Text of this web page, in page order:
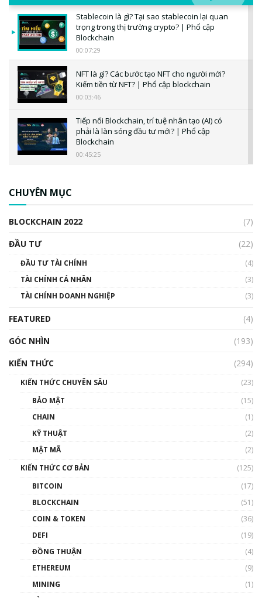
Stablecoin là gì? Tại sao stablecoin lại quan
trọng trong thị trường crypto? | Phổ cập
Blockchain
00:07:29
NFT là gì? Các bước tạo NFT cho người mới?
Kiếm tiền từ NFT? | Phổ cập blockchain
00:03:46
Tiếp nối Blockchain, trí tuệ nhân tạo (AI) có
phải là làn sóng đầu tư mới? | Phổ cập
Blockchain
00:45:25
00:02:14
Nhìn lại năm 2022: Những sự kiện ảnh hưởng
đến hệ sinh thái tiền mã hoá | Phổ cập
00:43:47
như thể nào?
00:39:31
Phổ cập Blockchain
CHUYÊN MỤC
BLOCKCHAIN 2022
(7)
ĐẦU TƯ
(22)
ĐẦU TƯ TÀI CHÍNH
(4)
TÀI CHÍNH CÁ NHÂN
(3)
TÀI CHÍNH DOANH NGHIỆP
(3)
FEATURED
(4)
GÓC NHÌN
(193)
KIẾN THỨC
(294)
KIẾN THỨC CHUYÊN SÂU
(23)
BẢO MẬT
(15)
CHAIN
(1)
KỸ THUẬT
(2)
MẬT MÃ
(2)
KIẾN THỨC CƠ BẢN
(125)
BITCOIN
(17)
BLOCKCHAIN
(51)
COIN & TOKEN
(36)
DEFI
(19)
ĐỒNG THUẬN
(4)
ETHEREUM
(9)
MINING
(1)